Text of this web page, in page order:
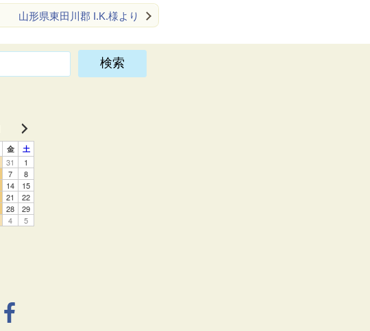
山形県東田川郡 I.K.様より
金 土
31
1
7 8
14
15
21
22
28
29
4 5